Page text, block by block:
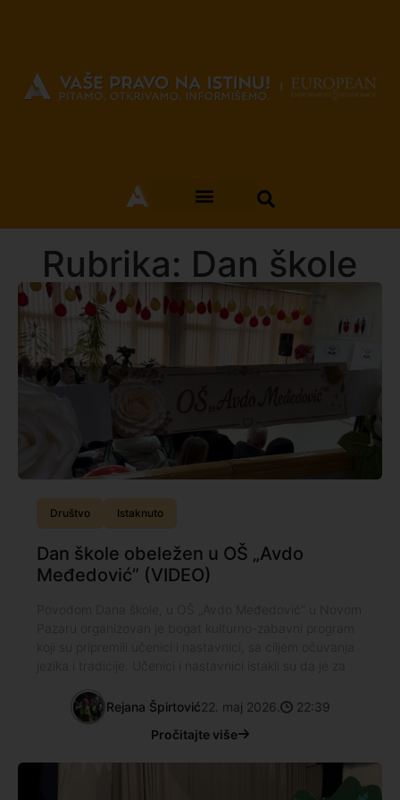
Rubrika: Dan škole
Društvo Istaknuto
Dan škole obeležen u OŠ „Avdo
Međedović” (VIDEO)
Rejana Špirtović22. maj 2026.
22:39
Pročitajte više